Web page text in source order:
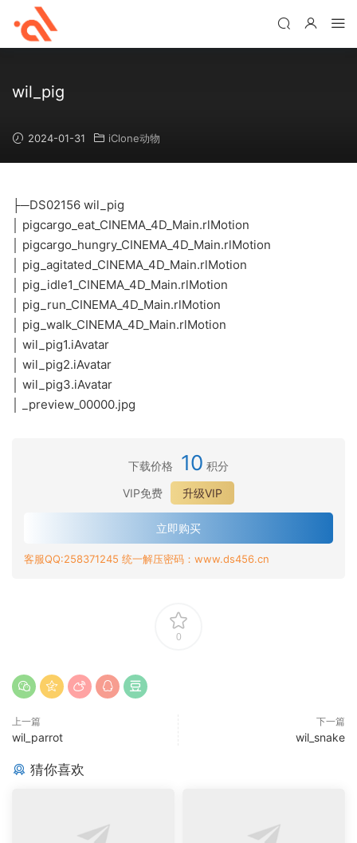
wil_pig
2024-01-31 iClone动物
├─DS02156 wil_pig
│ pigcargo_eat_CINEMA_4D_Main.rlMotion
│ pigcargo_hungry_CINEMA_4D_Main.rlMotion
│ pig_agitated_CINEMA_4D_Main.rlMotion
│ pig_idle1_CINEMA_4D_Main.rlMotion
│ pig_run_CINEMA_4D_Main.rlMotion
│ pig_walk_CINEMA_4D_Main.rlMotion
│ wil_pig1.iAvatar
│ wil_pig2.iAvatar
│ wil_pig3.iAvatar
│ _preview_00000.jpg
下载价格 10 积分
VIP免费
升级VIP
立即购买
客服QQ:258371245 统一解压密码：www.ds456.cn
0
上一篇
wil_parrot
下一篇
wil_snake
猜你喜欢